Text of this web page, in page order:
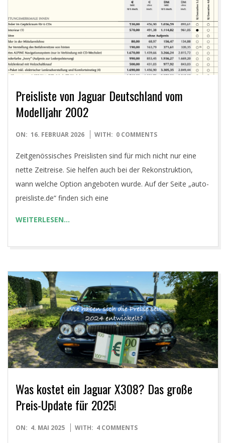
T
Preisliste von Jaguar Deutschland vom
Modelljahr 2002
2026-
16
ON: 16. FEBRUAR 2026 WITH: 0 COMMENTS
Zeitgenössisches Preislisten sind für mich nicht nur eine
nette Zeitreise. Sie helfen auch bei der Rekonstruktion,
wann welche Option angeboten wurde. Auf der Seite „auto-
preisliste.de“ finden sich eine
WEITERLESEN…
Was kostet ein Jaguar X308? Das große
Preis-Update für 2025!
2025-
ON: 4. MAI 2025 WITH: 4 COMMENTS